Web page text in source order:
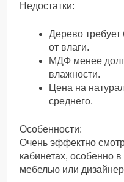
Недостатки:
Дерево
от влаги.
МДФ менее
влажности.
Цена на
среднего.
Особенности:
Очень эффектно
кабинетах, особенно
мебелью или